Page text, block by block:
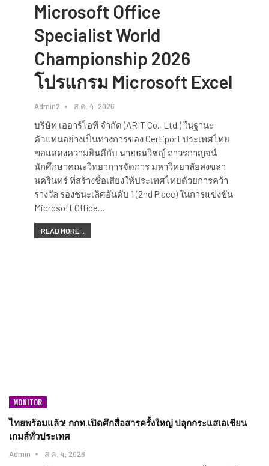
Microsoft Office
Specialist World
Championship 2026
โปรแกรม Microsoft Excel
Admin2 ส.ค. 4, 2026
บริษัท เออาร์ไอที จำกัด (ARIT Co., Ltd.) ในฐานะ
ตัวแทนอย่างเป็นทางการของ Certiport ประเทศไทย
ขอแสดงความยินดีกับ นายธนวิชญ์ ถาวรกาญจน์
นักศึกษาคณะวิทยาการจัดการ มหาวิทยาลัยสงขลา
นครินทร์ ที่สร้างชื่อเสียงให้ประเทศไทยด้วยการคว้า
รางวัล รองชนะเลิศอันดับ 1 (2nd Place) ในการแข่งขัน
Microsoft Office…
READ MORE...
MONITOR
ไทยพร้อมแล้ว! กกท.เปิดศึกสื่อสารครั้งใหญ่ ปลุกกระแสเอเชียน
เกมส์ทั่วประเทศ
Admin ส.ค. 4, 2026